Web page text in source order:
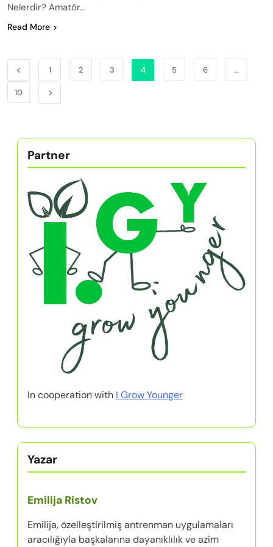
Nelerdir? Amatör…
Read More
1 2 3 4 5 6 …
10
Partner
In cooperation with I Grow Younger
Yazar
Emilija Ristov
Emilija, özelleştirilmiş antrenman uygulamaları
aracılığıyla başkalarına dayanıklılık ve azim